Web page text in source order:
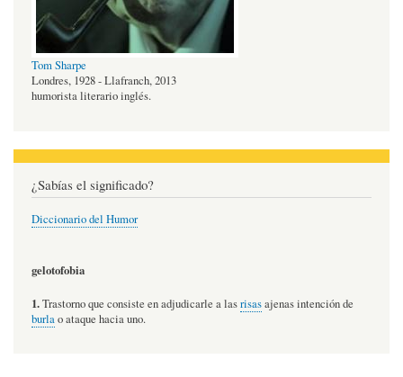
Tom Sharpe
Londres, 1928 - Llafranch, 2013
humorista literario inglés.
¿Sabías el significado?
Diccionario del Humor
gelotofobia
1.Trastorno que consiste en adjudicarle a lasrisasajenas intención de
burlao ataque hacia uno.